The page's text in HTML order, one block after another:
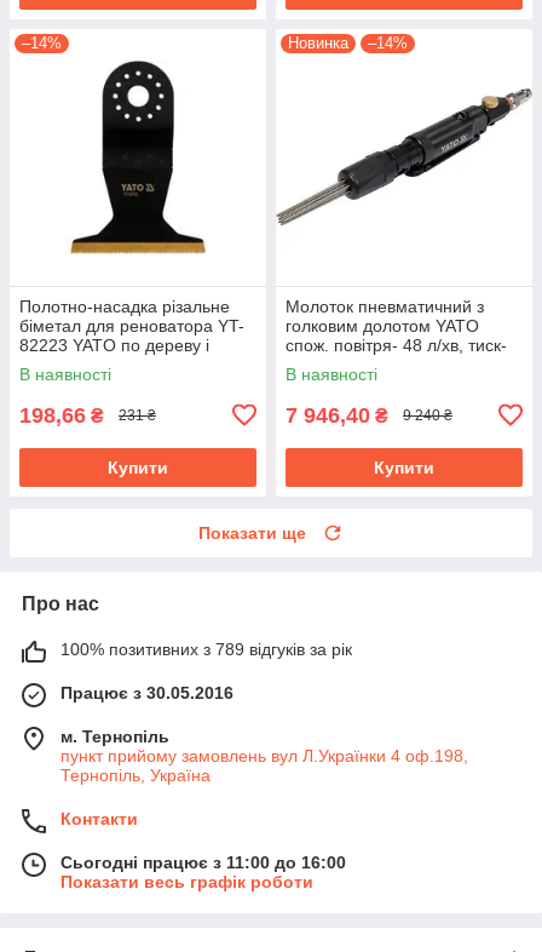
–14%
Полотно-насадка різальне
біметал для реноватора YT-
82223 YATO по дереву і
металу, l= 90 мм, w= 65 мм
В наявності
198,66 ₴ 231 ₴
Купити
Новинка –14%
Молоток пневматичний з
голковим долотом YATO
спож. повітря- 48 л/хв, тиск-
6.3 Bar, 13 голок YT-09913
В наявності
7 946,40 ₴ 9 240 ₴
Купити
Показати ще
Про нас
100% позитивних з 789 відгуків за рік
Працює з 30.05.2016
м. Тернопіль
пункт прийому замовлень вул Л.Українки 4 оф.198,
Тернопіль, Україна
Контакти
Сьогодні працює з 11:00 до 16:00
Показати весь графік роботи